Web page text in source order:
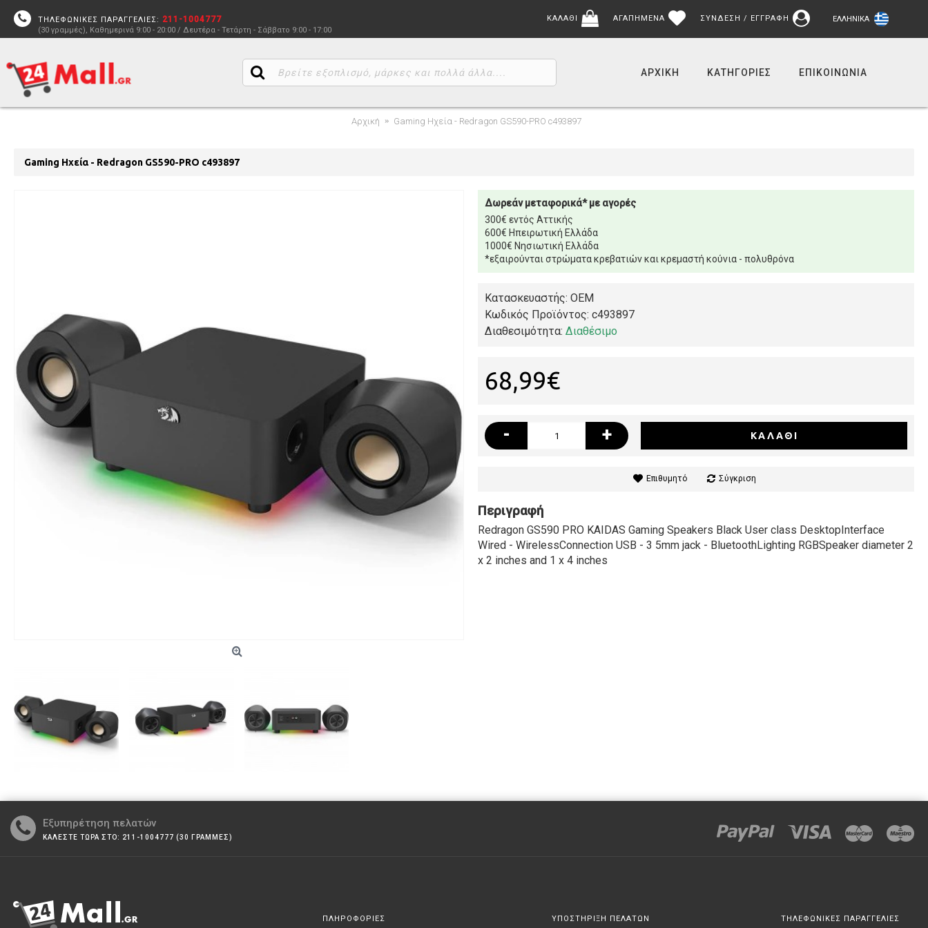
ΤΗΛΕΦΩΝΙΚΕΣ ΠΑΡΑΓΓΕΛΙΕΣ: 211-1004777
(30 γραμμές), Καθημερινά 9:00 - 20:00 / Δευτέρα - Τετάρτη - Σάββατο 9:00 - 17:00
ΕΛΛΗΝΙΚΆ
ΚΑΛΑΘΙ ΑΓΑΠΗΜΕΝΑ ΣΥΝΔΕΣΗ / ΕΓΓΡΑΦΗ
ΑΡΧΙΚΉ ΚΑΤΗΓΟΡΙΕΣ ΕΠΙΚΟΙΝΩΝΊΑ
Αρχική Gaming Ηχεία - Redragon GS590-PRO c493897
Gaming Ηχεία - Redragon GS590-PRO c493897
Δωρεάν μεταφορικά* με αγορές
300€ εντός Αττικής
600€ Ηπειρωτική Ελλάδα
1000€ Νησιωτική Ελλάδα
*εξαιρούνται στρώματα κρεβατιών και κρεμαστή κούνια - πολυθρόνα
Κατασκευαστής: OEM
Κωδικός Προϊόντος: c493897
Διαθεσιμότητα: Διαθέσιμο
68,99€
- + ΚΑΛΆΘΙ
Επιθυμητό Σύγκριση
Περιγραφή
Redragon GS590 PRO KAIDAS Gaming Speakers Black User class DesktopInterface
Wired - WirelessConnection USB - 3 5mm jack - BluetoothLighting RGBSpeaker diameter 2
x 2 inches and 1 x 4 inches
Εξυπηρέτηση πελατών
ΚΑΛΕΣΤΕ ΤΩΡΑ ΣΤΟ: 211-1004777 (30 ΓΡΑΜΜΕΣ)
ΠΛΗΡΟΦΟΡΙΕΣ ΥΠΟΣΤΗΡΙΞΗ ΠΕΛΑΤΩΝ ΤΗΛΕΦΩΝΙΚΕΣ ΠΑΡΑΓΓΕΛΙΕΣ